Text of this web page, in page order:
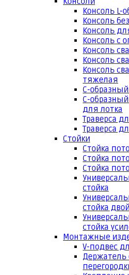
Консоль L-
Консоль
Консоль
Консоль с
Консоль
Консоль
Консоль
тяжелая
С-
С-
для лотка
Траверса
Траверса
Стойки
Стойка
Стойка
Стойка
стойка
стойка
стойка
Монтажные
V-подвес
Держатель